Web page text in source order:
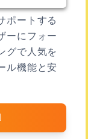
ポートする
ーにフォー
グで人気を
ル機能と安